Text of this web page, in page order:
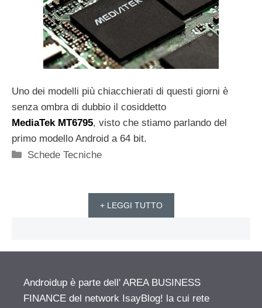
Uno dei modelli più chiacchierati di questi giorni è
senza ombra di dubbio il cosiddetto
MediaTek MT6795, visto che stiamo parlando del
primo modello Android a 64 bit.
Categorie
Schede Tecniche
+ LEGGI TUTTO
Androidup è parte dell' AREA BUSINESS
FINANCE del network IsayBlog! la cui rete